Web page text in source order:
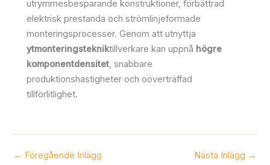
utrymmesbesparande konstruktioner, förbättrad
elektrisk prestanda och strömlinjeformade
monteringsprocesser. Genom att utnyttja
ytmonteringstekniktillverkare kan uppnå högre
komponentdensitet, snabbare
produktionshastigheter och oöverträffad
tillförlitlighet.
← Föregående Inlägg Nästa Inlägg →